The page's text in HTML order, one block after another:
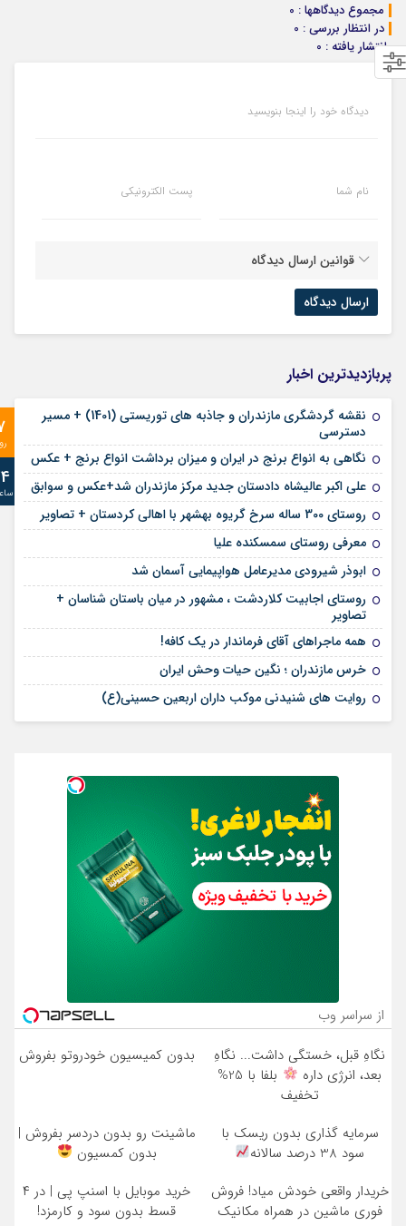
مجموع دیدگاهها : 0
در انتظار بررسی : 0
انتشار یافته : 0
دیدگاه خود را اینجا بنویسید
نام شما پست الکترونیکی
قوانین ارسال دیدگاه
پربازدیدترین اخبار
نقشه گردشگری مازندران و جاذبه های توریستی (1401) + مسیر
دسترسی
نگاهی به انواع برنج در ایران و میزان برداشت انواع برنج + عکس
علی‌ اکبر عالیشاه دادستان جدید مرکز مازندران شد+عکس و سوابق
روستای 300 ساله سرخ ‌گریوه بهشهر با اهالی کردستان + تصاویر
معرفی روستای سمسکنده علیا
ابوذر شیرودی مدیرعامل هواپیمایی آسمان شد
روستای اجابیت کلاردشت ، مشهور در میان باستان شناسان +
تصاویر
همه ماجراهای آقای فرماندار در یک کافه!
خرس مازندران ؛ نگین حیات وحش ایران
روایت های شنیدنی موکب داران اربعین حسینی(ع)
از سراسر وب
نگاهِ قبل، خستگی داشت... نگاهِ
بعد، انرژی داره
بلفا با 25%
تخفیف
بدون کمیسیون خودروتو بفروش
سرمایه گذاری بدون ریسک با
سود 38 درصد سالانه
ماشینت رو بدون دردسر بفروش |
بدون کمسیون
خریدار واقعی خودش میاد! فروش
فوری ماشین در همراه مکانیک
خرید موبایل با اسنپ پی | در ۴
قسط بدون سود و کارمزد!